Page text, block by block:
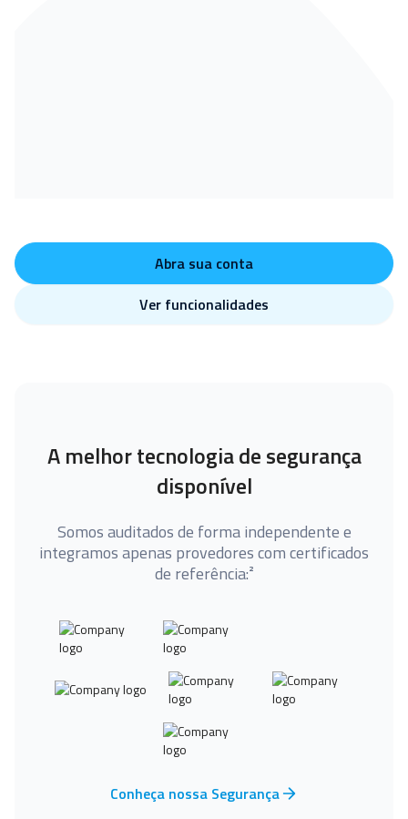
Abra sua conta
Ver funcionalidades
A melhor tecnologia de segurança
disponível
Somos auditados de forma independente e
integramos apenas provedores com certificados
de referência:²
Conheça nossa Segurança